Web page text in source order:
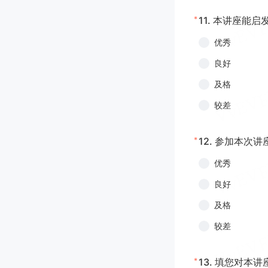
* 11. 本讲座能启
优秀
良好
及格
较差
* 12. 参加本次讲
优秀
良好
及格
较差
* 13. 填您对本讲